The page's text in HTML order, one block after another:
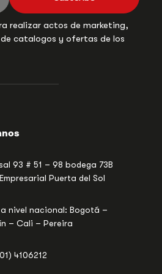
realizar actos de marketing,
catalogos y ofertas de los
93 # 51 – 98 bodega 73B
Puerta del Sol
a nivel nacional: Bogotá –
– Cali – Pereira
4106212